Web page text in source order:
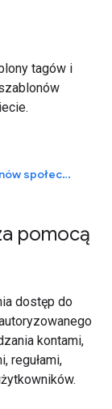
tagów i
Przesyłanie szablonów do Galerii szablonów społeczności
pomocą
dostęp do
kontami,
regułami,